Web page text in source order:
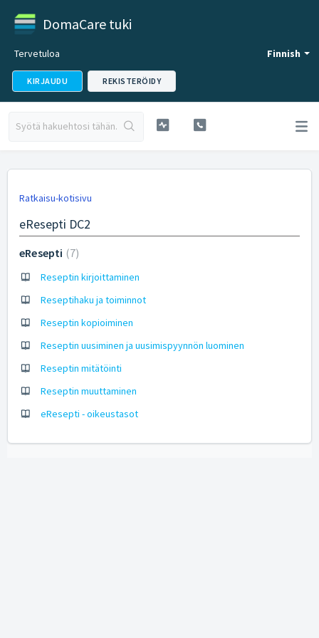
DomaCare tuki
Finnish
Tervetuloa
KIRJAUDU REKISTERÖIDY
Ratkaisu-kotisivu
eResepti DC2
eResepti 7
Reseptin kirjoittaminen
Reseptihaku ja toiminnot
Reseptin kopioiminen
Reseptin uusiminen ja uusimispyynnön luominen
Reseptin mitätöinti
Reseptin muuttaminen
eResepti - oikeustasot